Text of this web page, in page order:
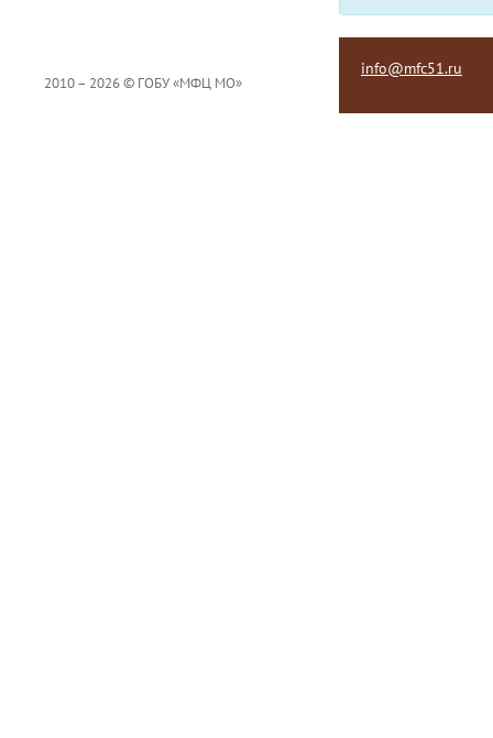
2010 – 2026 © ГОБУ «МФЦ МО»
info@mfc51.ru